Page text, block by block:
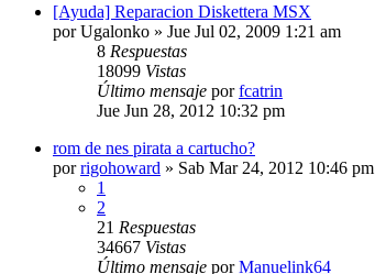
[Ayuda] Reparacion Diskettera MSX
porUgalonko » Jue Jul 02, 2009 1:21 am
8 Respuestas
18099 Vistas
Último mensaje porfcatrin
Jue Jun 28, 2012 10:32 pm
rom de nes pirata a cartucho?
porrigohoward » Sab Mar 24, 2012 10:46 pm
1
2
21 Respuestas
34667 Vistas
Último mensaje porManuelink64